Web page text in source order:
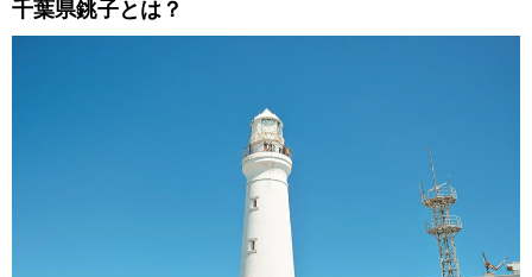
千葉県銚子とは？